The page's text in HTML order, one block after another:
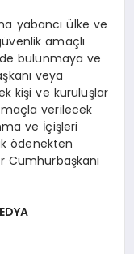
yabancı ülke ve
amaçlı
bulunmaya ve
veya
kişi ve kuruluşlar
verilecek
ve İçişleri
ödenekten
Cumhurbaşkanı